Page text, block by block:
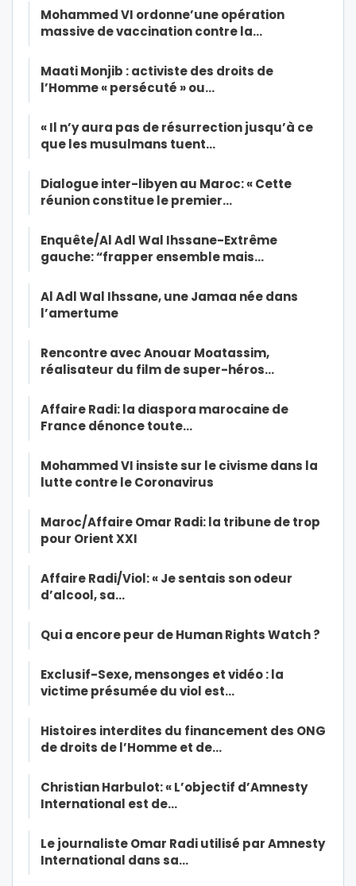
Mohammed VI ordonne’une opération
massive de vaccination contre la…
Maati Monjib : activiste des droits de
l’Homme « persécuté » ou…
« Il n’y aura pas de résurrection jusqu’à ce
que les musulmans tuent…
Dialogue inter-libyen au Maroc: « Cette
réunion constitue le premier…
Enquête/Al Adl Wal Ihssane-Extrême
gauche: “frapper ensemble mais…
Al Adl Wal Ihssane, une Jamaa née dans
l’amertume
Rencontre avec Anouar Moatassim,
réalisateur du film de super-héros…
Affaire Radi: la diaspora marocaine de
France dénonce toute…
Mohammed VI insiste sur le civisme dans la
lutte contre le Coronavirus
Maroc/Affaire Omar Radi: la tribune de trop
pour Orient XXI
Affaire Radi/Viol: « Je sentais son odeur
d’alcool, sa…
Qui a encore peur de Human Rights Watch ?
Exclusif-Sexe, mensonges et vidéo : la
victime présumée du viol est…
Histoires interdites du financement des ONG
de droits de l’Homme et de…
Christian Harbulot: « L’objectif d’Amnesty
International est de…
Le journaliste Omar Radi utilisé par Amnesty
International dans sa…